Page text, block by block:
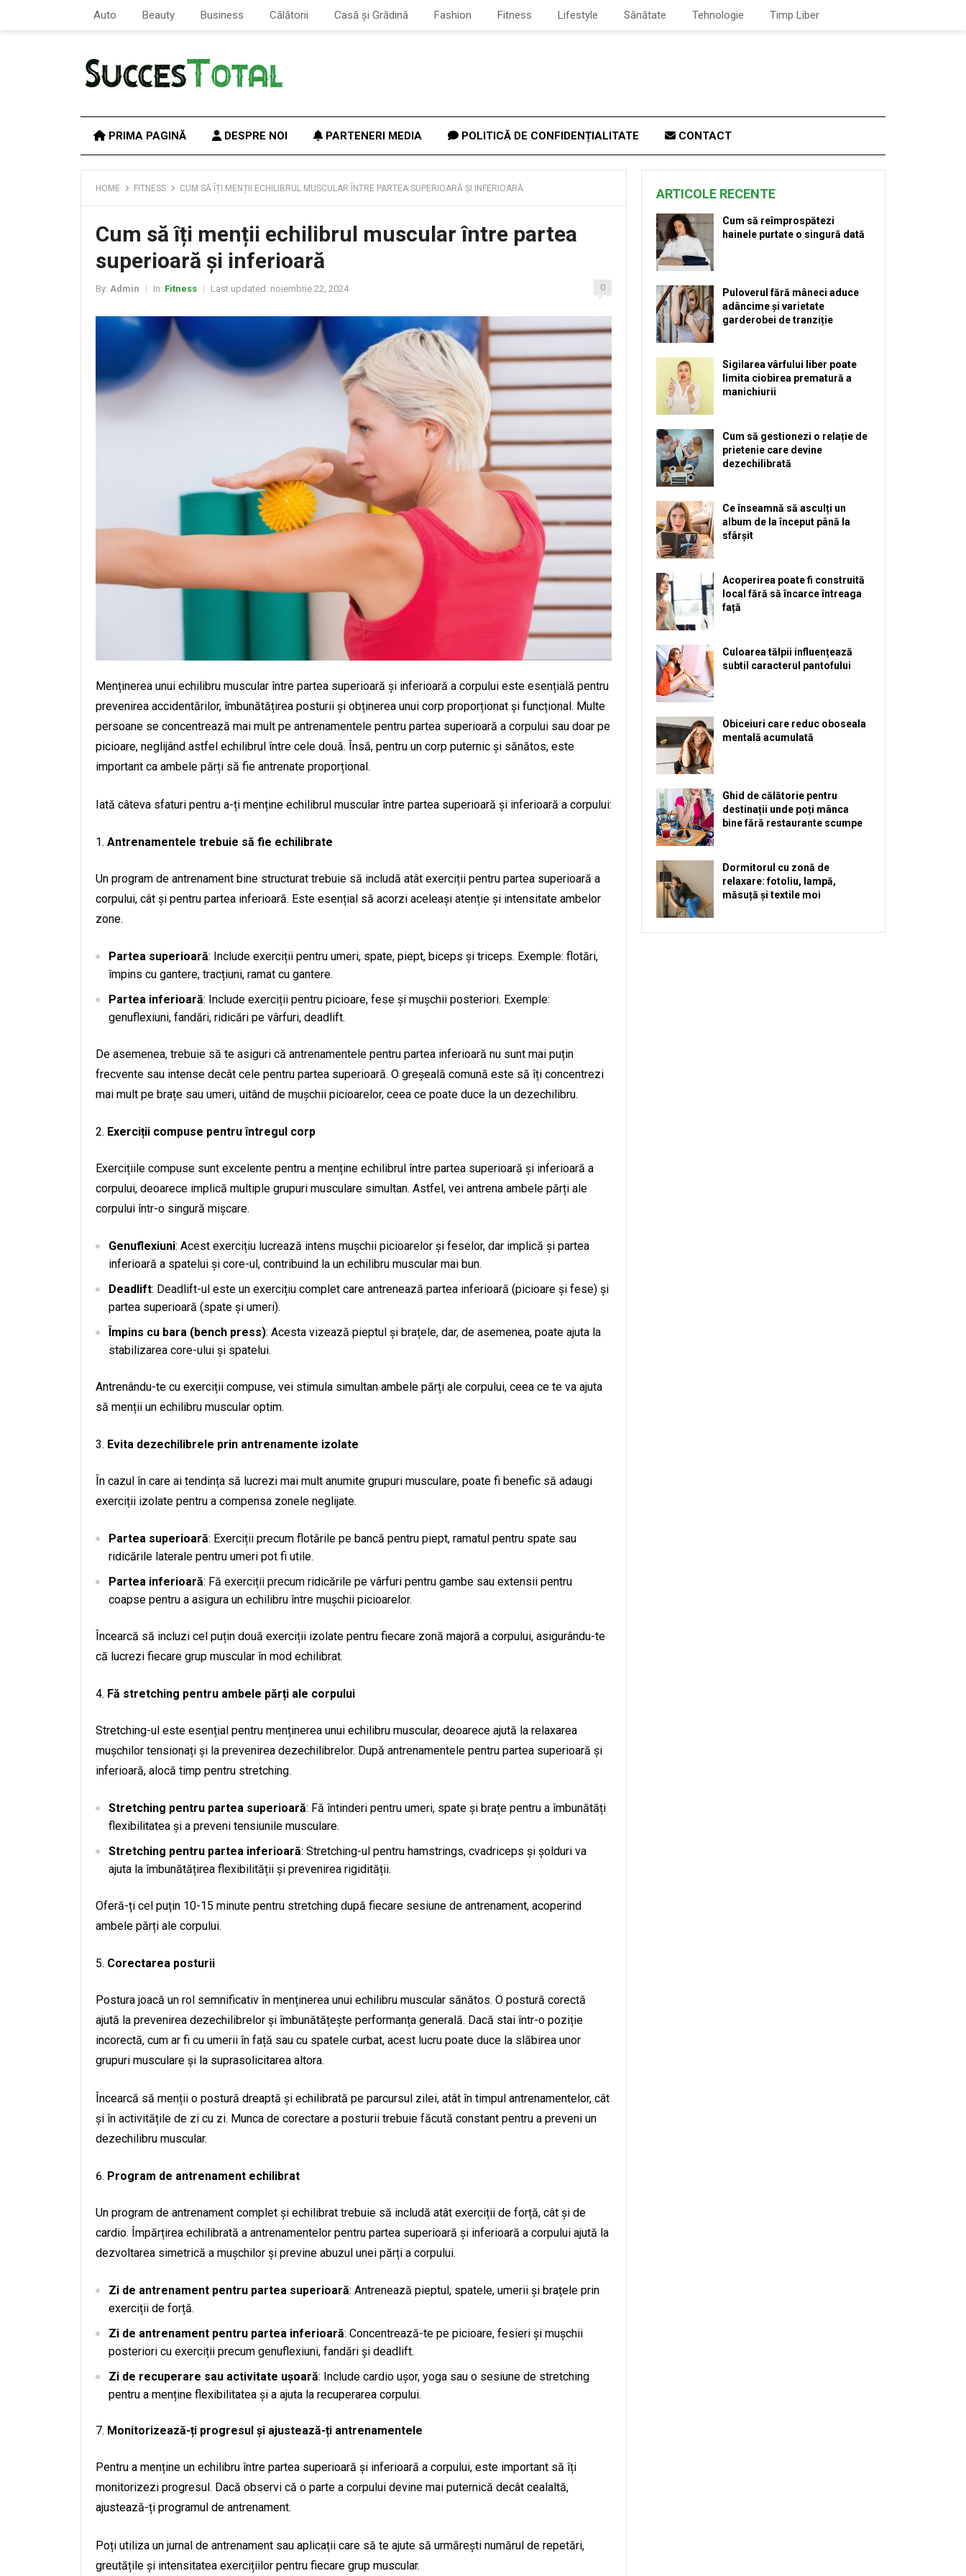
Auto Beauty Business Călătorii Casă și Grădină Fashion Fitness Lifestyle Sănătate Tehnologie Timp Liber
PRIMA PAGINĂ DESPRE NOI PARTENERI MEDIA POLITICĂ DE CONFIDENȚIALITATE CONTACT
HOME FITNESS CUM SĂ ÎȚI MENȚII ECHILIBRUL MUSCULAR ÎNTRE PARTEA SUPERIOARĂ ȘI INFERIOARĂ
Cum să îți menții echilibrul muscular între partea
superioară și inferioară
By: Admin In: Fitness Last updated: noiembrie 22, 2024 0
Menținerea unui echilibru muscular între partea superioară și inferioară a corpului este esențială pentru
prevenirea accidentărilor, îmbunătățirea posturii și obținerea unui corp proporționat și funcțional. Multe
persoane se concentrează mai mult pe antrenamentele pentru partea superioară a corpului sau doar pe
picioare, neglijând astfel echilibrul între cele două. Însă, pentru un corp puternic și sănătos, este
important ca ambele părți să fie antrenate proporțional.
Iată câteva sfaturi pentru a-ți menține echilibrul muscular între partea superioară și inferioară a corpului:
Antrenamentele trebuie să fie echilibrate
Un program de antrenament bine structurat trebuie să includă atât exerciții pentru partea superioară a
corpului, cât și pentru partea inferioară. Este esențial să acorzi aceleași atenție și intensitate ambelor
zone.
Partea superioară: Include exerciții pentru umeri, spate, piept, biceps și triceps. Exemple: flotări,
împins cu gantere, tracțiuni, ramat cu gantere.
Partea inferioară: Include exerciții pentru picioare, fese și mușchii posteriori. Exemple:
genuflexiuni, fandări, ridicări pe vârfuri, deadlift.
De asemenea, trebuie să te asiguri că antrenamentele pentru partea inferioară nu sunt mai puțin
frecvente sau intense decât cele pentru partea superioară. O greșeală comună este să îți concentrezi
mai mult pe brațe sau umeri, uitând de mușchii picioarelor, ceea ce poate duce la un dezechilibru.
Exerciții compuse pentru întregul corp
Exercițiile compuse sunt excelente pentru a menține echilibrul între partea superioară și inferioară a
corpului, deoarece implică multiple grupuri musculare simultan. Astfel, vei antrena ambele părți ale
corpului într-o singură mișcare.
Genuflexiuni: Acest exercițiu lucrează intens mușchii picioarelor și feselor, dar implică și partea
inferioară a spatelui și core-ul, contribuind la un echilibru muscular mai bun.
Deadlift: Deadlift-ul este un exercițiu complet care antrenează partea inferioară (picioare și fese) și
partea superioară (spate și umeri).
Împins cu bara (bench press): Acesta vizează pieptul și brațele, dar, de asemenea, poate ajuta la
stabilizarea core-ului și spatelui.
Antrenându-te cu exerciții compuse, vei stimula simultan ambele părți ale corpului, ceea ce te va ajuta
să menții un echilibru muscular optim.
Evita dezechilibrele prin antrenamente izolate
În cazul în care ai tendința să lucrezi mai mult anumite grupuri musculare, poate fi benefic să adaugi
exerciții izolate pentru a compensa zonele neglijate.
Partea superioară: Exerciții precum flotările pe bancă pentru piept, ramatul pentru spate sau
ridicările laterale pentru umeri pot fi utile.
Partea inferioară: Fă exerciții precum ridicările pe vârfuri pentru gambe sau extensii pentru
coapse pentru a asigura un echilibru între mușchii picioarelor.
Încearcă să incluzi cel puțin două exerciții izolate pentru fiecare zonă majoră a corpului, asigurându-te
că lucrezi fiecare grup muscular în mod echilibrat.
Fă stretching pentru ambele părți ale corpului
Stretching-ul este esențial pentru menținerea unui echilibru muscular, deoarece ajută la relaxarea
mușchilor tensionați și la prevenirea dezechilibrelor. După antrenamentele pentru partea superioară și
inferioară, alocă timp pentru stretching.
Stretching pentru partea superioară: Fă întinderi pentru umeri, spate și brațe pentru a îmbunătăți
flexibilitatea și a preveni tensiunile musculare.
Stretching pentru partea inferioară: Stretching-ul pentru hamstrings, cvadriceps și șolduri va
ajuta la îmbunătățirea flexibilității și prevenirea rigidității.
Oferă-ți cel puțin 10-15 minute pentru stretching după fiecare sesiune de antrenament, acoperind
ambele părți ale corpului.
Corectarea posturii
Postura joacă un rol semnificativ în menținerea unui echilibru muscular sănătos. O postură corectă
ajută la prevenirea dezechilibrelor și îmbunătățește performanța generală. Dacă stai într-o poziție
incorectă, cum ar fi cu umerii în față sau cu spatele curbat, acest lucru poate duce la slăbirea unor
grupuri musculare și la suprasolicitarea altora.
Încearcă să menții o postură dreaptă și echilibrată pe parcursul zilei, atât în timpul antrenamentelor, cât
și în activitățile de zi cu zi. Munca de corectare a posturii trebuie făcută constant pentru a preveni un
dezechilibru muscular.
Program de antrenament echilibrat
Un program de antrenament complet și echilibrat trebuie să includă atât exerciții de forță, cât și de
cardio. Împărțirea echilibrată a antrenamentelor pentru partea superioară și inferioară a corpului ajută la
dezvoltarea simetrică a mușchilor și previne abuzul unei părți a corpului.
Zi de antrenament pentru partea superioară: Antrenează pieptul, spatele, umerii și brațele prin
exerciții de forță.
Zi de antrenament pentru partea inferioară: Concentrează-te pe picioare, fesieri și mușchii
posteriori cu exerciții precum genuflexiuni, fandări și deadlift.
Zi de recuperare sau activitate ușoară: Include cardio ușor, yoga sau o sesiune de stretching
pentru a menține flexibilitatea și a ajuta la recuperarea corpului.
Monitorizează-ți progresul și ajustează-ți antrenamentele
Pentru a menține un echilibru între partea superioară și inferioară a corpului, este important să îți
monitorizezi progresul. Dacă observi că o parte a corpului devine mai puternică decât cealaltă,
ajustează-ți programul de antrenament.
Poți utiliza un jurnal de antrenament sau aplicații care să te ajute să urmărești numărul de repetări,
greutățile și intensitatea exercițiilor pentru fiecare grup muscular.
ARTICOLE RECENTE
Cum să reîmprospătezi
hainele purtate o singură dată
Puloverul fără mâneci aduce
adâncime și varietate
garderobei de tranziție
Sigilarea vârfului liber poate
limita ciobirea prematură a
manichiurii
Cum să gestionezi o relație de
prietenie care devine
dezechilibrată
Ce înseamnă să asculți un
album de la început până la
sfârșit
Acoperirea poate fi construită
local fără să încarce întreaga
față
Culoarea tălpii influențează
subtil caracterul pantofului
Obiceiuri care reduc oboseala
mentală acumulată
Ghid de călătorie pentru
destinații unde poți mânca
bine fără restaurante scumpe
Dormitorul cu zonă de
relaxare: fotoliu, lampă,
măsuță și textile moi